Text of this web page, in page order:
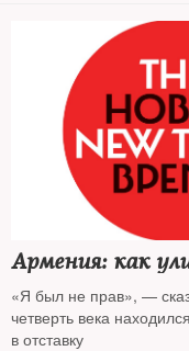
Армения: как
«Я был не прав», —
четверть века
в отставку